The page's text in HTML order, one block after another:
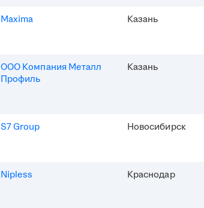
Maxima Казань
ООО Компания Металл
Профиль
Казань
S7 Group Новосибирск
Nipless Краснодар